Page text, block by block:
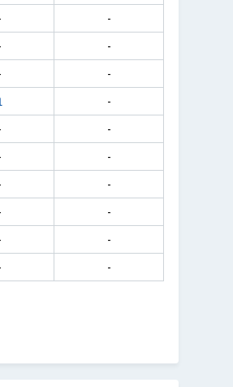
-
-
-
-
-
-
-
-
-
-